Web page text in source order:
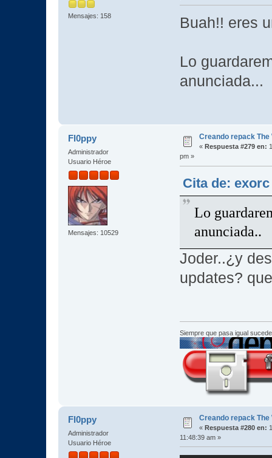
Mensajes: 158 Buah!! eres
Lo
anunciada...
Fl0ppy
Administrador
Usuario Héroe
Mensajes: 10529
Creando repack The
« Respuesta #279 en:
pm »
Cita de:
Lo
anunciada..
Joder..¿y
updates?
Siempre que pasa igual
Fl0ppy
Administrador
Usuario Héroe
Creando repack The
« Respuesta #280 en:
11:48:39 am »